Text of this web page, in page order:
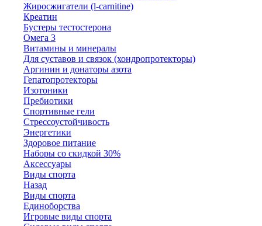
Жиросжигатели (l-carnitine)
Креатин
Бустеры тестостерона
Омега 3
Витамины и минералы
Для суставов и связок (хондропротекторы)
Аргинин и донаторы азота
Гепатопротекторы
Изотоники
Пребиотики
Спортивные гели
Стрессоустойчивость
Энергетики
Здоровое питание
Наборы со скидкой 30%
Аксессуары
Виды спорта
Назад
Виды спорта
Единоборства
Игровые виды спорта